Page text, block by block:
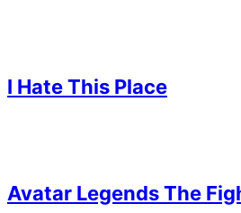
I Hate This Place
Avatar Legends The